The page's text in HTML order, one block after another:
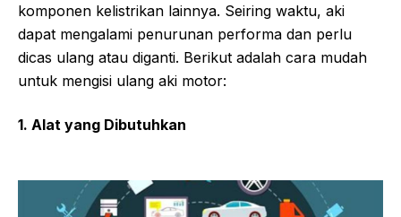
komponen kelistrikan lainnya. Seiring waktu, aki
dapat mengalami penurunan performa dan perlu
dicas ulang atau diganti. Berikut adalah cara mudah
untuk mengisi ulang aki motor:
1. Alat yang Dibutuhkan